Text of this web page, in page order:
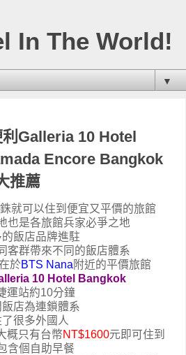
In The World!
▼
Galleria 10 Hotel
Encore Bangkok
推薦
就可以住到便宜又平價的旅館
也是各旅館兵家必爭之地
飯店品牌進駐
客群帶來不同的飯店體系
於BTS Nana 附近的平價旅館
10 Hotel Bangkok
運站約10分鐘
店為連鎖體系
很多外國人
概只有台幣NT$1600元即可住到
含個自助早餐